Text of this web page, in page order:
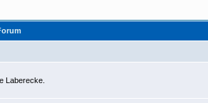
Laberecke.